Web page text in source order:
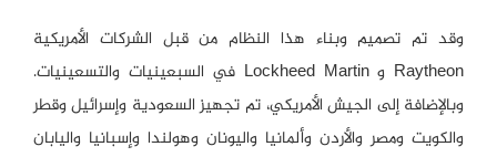
وقد تم تصميم وبناء هذا النظام من قبل الشركات الأمريكية
Raytheon و Lockheed Martin في السبعينيات والتسعينيات.
وبالإضافة إلى الجيش الأمريكي، تم تجهيز السعودية وإسرائيل وقطر
والكويت ومصر والأردن وألمانيا واليونان وهولندا وإسبانيا واليابان